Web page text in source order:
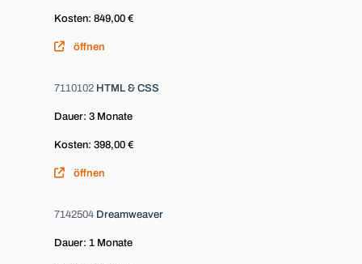
Kosten: 849,00 €
öffnen
7110102 HTML & CSS
Dauer: 3 Monate
Kosten: 398,00 €
öffnen
7142504 Dreamweaver
Dauer: 1 Monate